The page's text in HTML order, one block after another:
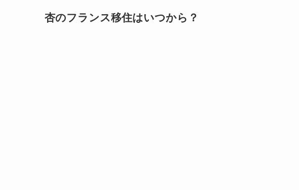
杏のフランス移住はいつから？